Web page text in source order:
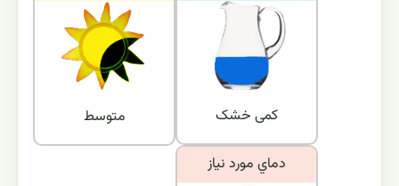
متوسط کمی خشک
دماي مورد نياز